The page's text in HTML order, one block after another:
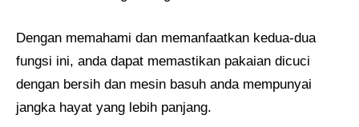
Dengan memahami dan memanfaatkan kedua-dua
fungsi ini, anda dapat memastikan pakaian dicuci
dengan bersih dan mesin basuh anda mempunyai
jangka hayat yang lebih panjang.